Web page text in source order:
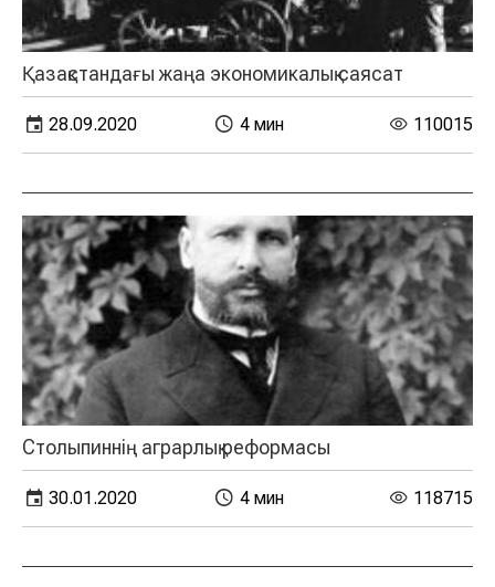
Қазақстандағы жаңа экономикалық саясат
28.09.2020 4 мин 110015
Столыпиннің аграрлық реформасы
30.01.2020 4 мин 118715